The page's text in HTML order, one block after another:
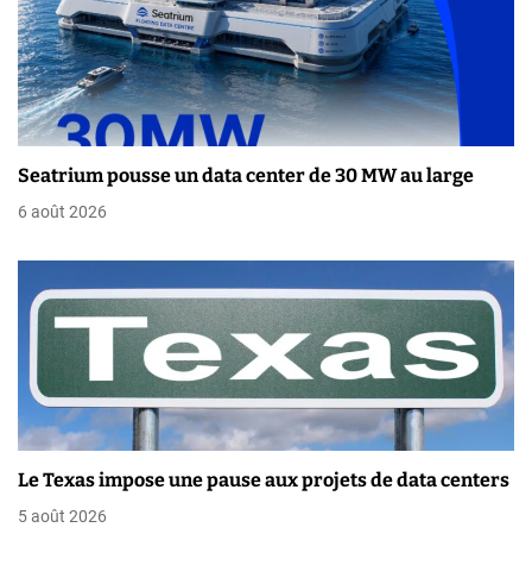
a
r
t
i
c
l
e
Seatrium pousse un data center de 30 MW au large
6 août 2026
Le Texas impose une pause aux projets de data centers
5 août 2026